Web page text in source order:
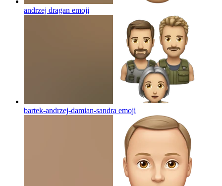
andrzej dragan emoji
bartek-andrzej-damian-sandra emoji